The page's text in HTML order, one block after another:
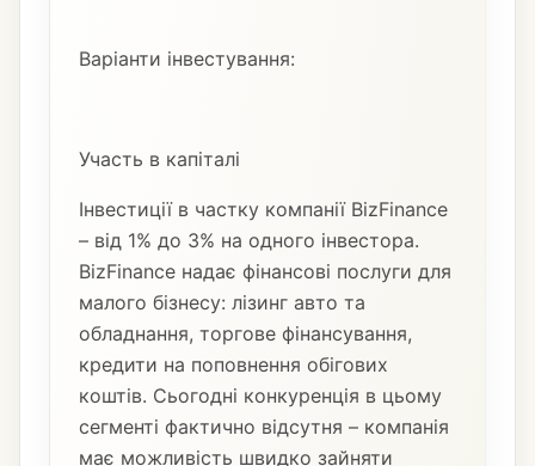
Варіанти інвестування:
Участь в капіталі
Інвестиції в частку компанії BizFinance
– від 1% до 3% на одного інвестора.
BizFinance надає фінансові послуги для
малого бізнесу: лізинг авто та
обладнання, торгове фінансування,
кредити на поповнення обігових
коштів. Сьогодні конкуренція в цьому
сегменті фактично відсутня – компанія
має можливість швидко зайняти